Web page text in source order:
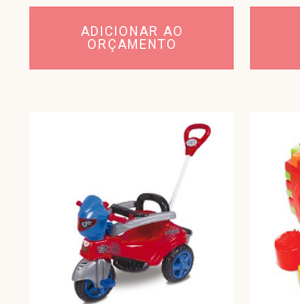
ADICIONAR AO
ORÇAMENTO